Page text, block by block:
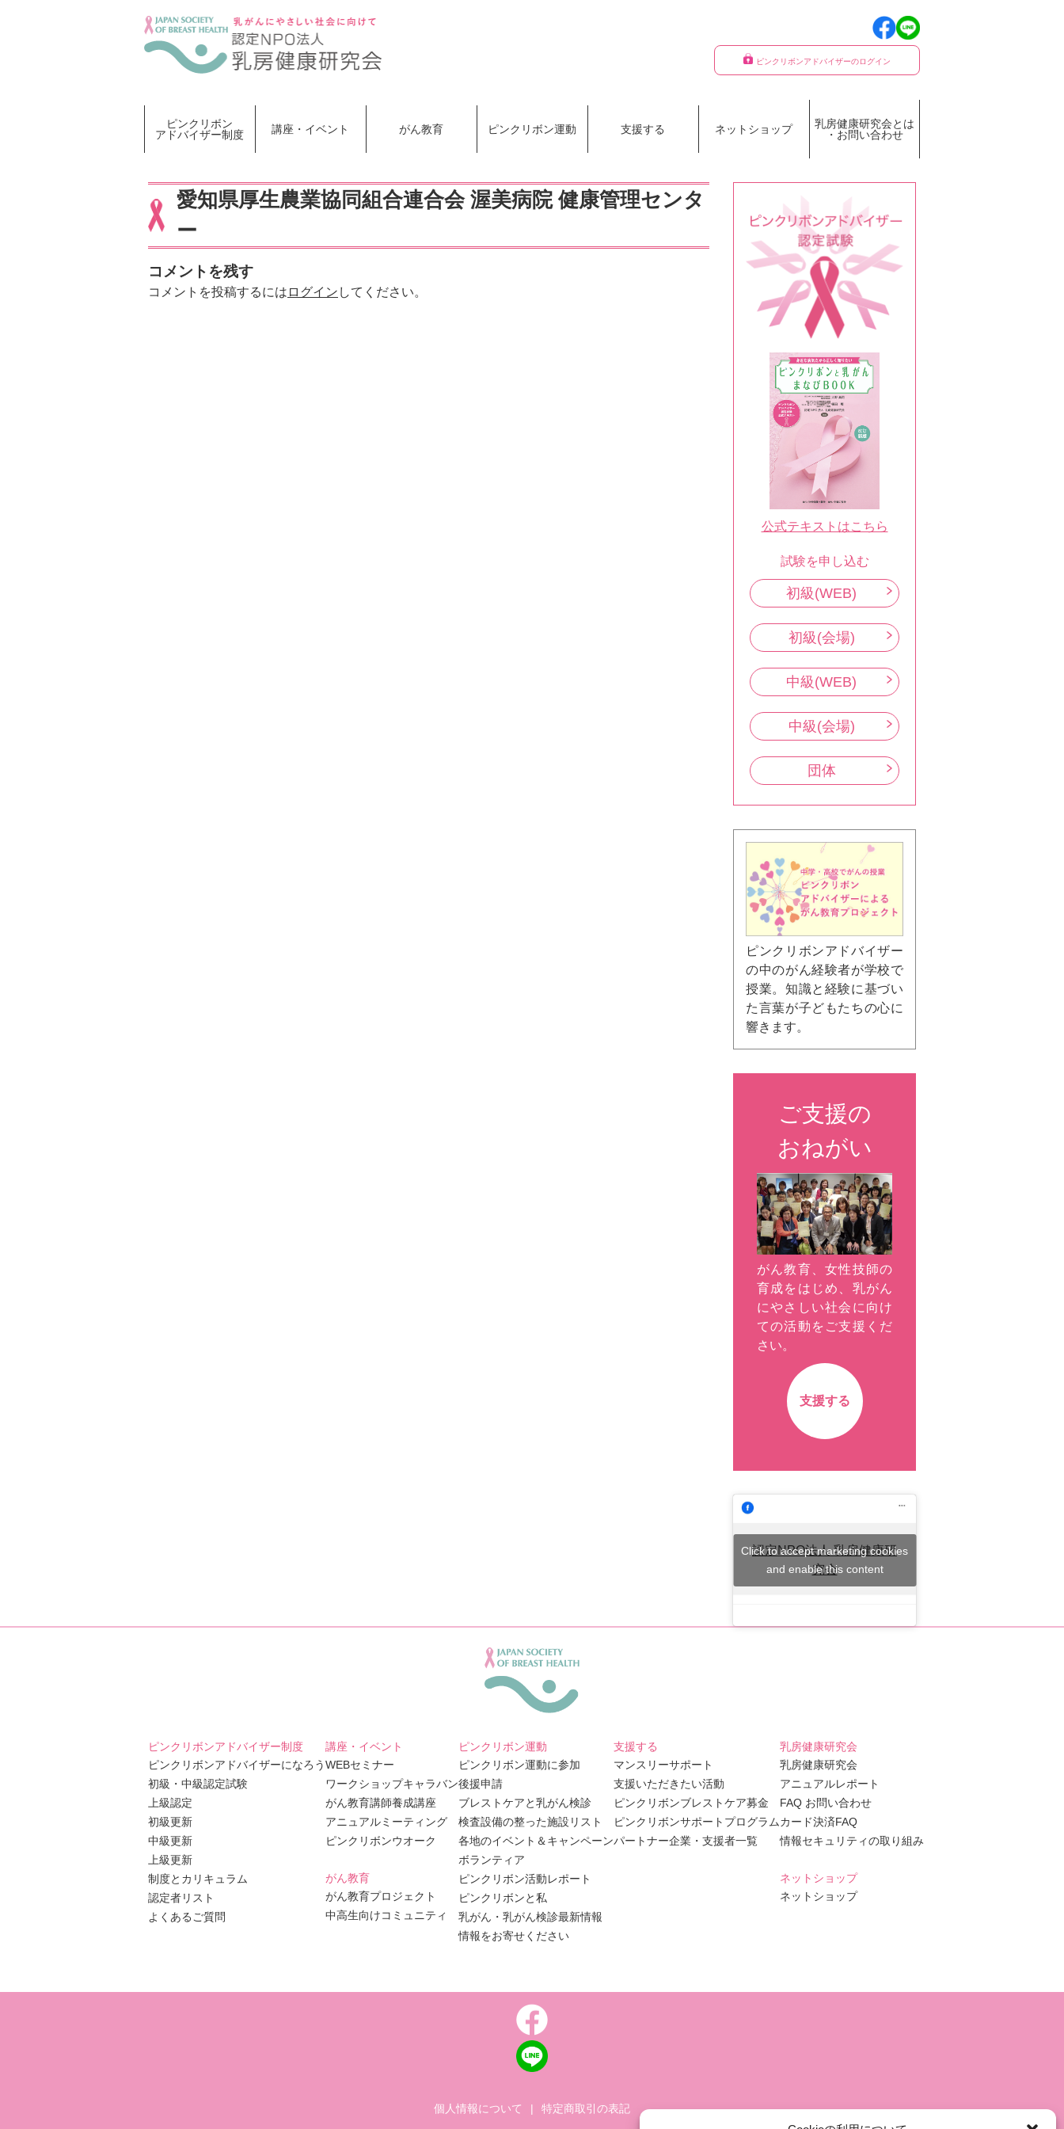
ピンクリボンアドバイザーのログイン
ピンクリボン
アドバイザー制度
講座・イベント がん教育 ピンクリボン運動 支援する ネットショップ
乳房健康研究会とは
・お問い合わせ
愛知県厚生農業協同組合連合会 渥美病院 健康管理センタ
ー
コメントを残す
コメントを投稿するには ログイン してください。
公式テキストはこちら
試験を申し込む
初級(WEB)
初級(会場)
中級(WEB)
中級(会場)
団体
ピンクリボンアドバイザー
の中のがん経験者が学校で
授業。知識と経験に基づい
た言葉が子どもたちの心に
響きます。
ご支援の
おねがい
がん教育、女性技師の
育成をはじめ、乳がん
にやさしい社会に向け
ての活動をご支援くだ
さい。
支援する
認定NPO法人 乳房健康研
究会
Click to accept marketing cookies
and enable this content
ピンクリボンアドバイザー制度
ピンクリボンアドバイザーになろう
初級・中級認定試験
上級認定
初級更新
中級更新
上級更新
制度とカリキュラム
認定者リスト
よくあるご質問
講座・イベント
WEBセミナー
ワークショップキャラバン
がん教育講師養成講座
アニュアルミーティング
ピンクリボンウオーク
がん教育
がん教育プロジェクト
中高生向けコミュニティ
ピンクリボン運動
ピンクリボン運動に参加
後援申請
ブレストケアと乳がん検診
検査設備の整った施設リスト
各地のイベント＆キャンペーン
ボランティア
ピンクリボン活動レポート
ピンクリボンと私
乳がん・乳がん検診最新情報
情報をお寄せください
支援する
マンスリーサポート
支援いただきたい活動
ピンクリボンブレストケア募金
ピンクリボンサポートプログラム
パートナー企業・支援者一覧
乳房健康研究会
乳房健康研究会
アニュアルレポート
FAQ お問い合わせ
カード決済FAQ
情報セキュリティの取り組み
ネットショップ
ネットショップ
個人情報について | 特定商取引の表記